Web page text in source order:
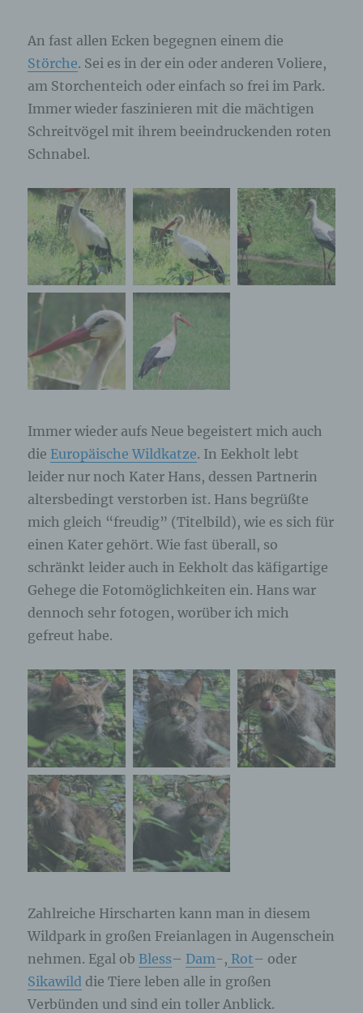
An fast allen Ecken begegnen einem die
Störche. Sei es in der ein oder anderen Voliere,
am Storchenteich oder einfach so frei im Park.
Immer wieder faszinieren mit die mächtigen
Schreitvögel mit ihrem beeindruckenden roten
Schnabel.
Immer wieder aufs Neue begeistert mich auch
die Europäische Wildkatze. In Eekholt lebt
leider nur noch Kater Hans, dessen Partnerin
altersbedingt verstorben ist. Hans begrüßte
mich gleich “freudig” (Titelbild), wie es sich für
einen Kater gehört. Wie fast überall, so
schränkt leider auch in Eekholt das käfigartige
Gehege die Fotomöglichkeiten ein. Hans war
dennoch sehr fotogen, worüber ich mich
gefreut habe.
Zahlreiche Hirscharten kann man in diesem
Wildpark in großen Freianlagen in Augenschein
nehmen. Egal ob Bless– Dam-, Rot– oder
Sikawild die Tiere leben alle in großen
Verbünden und sind ein toller Anblick.